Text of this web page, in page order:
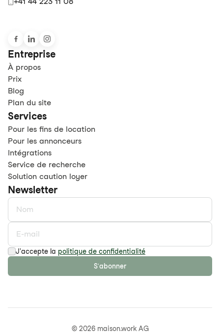
Entreprise
À propos
Prix
Blog
Plan du site
Services
Pour les fins de location
Pour les annonceurs
Intégrations
Service de recherche
Solution caution loyer
Newsletter
J'accepte la politique de confidentialité
S'abonner
© 2026maison.work AG